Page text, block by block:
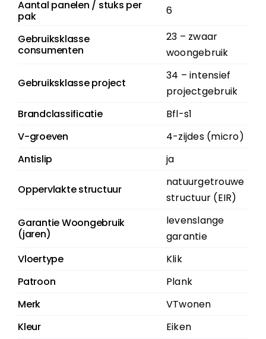
Aantal panelen / stuks per
pak
6
Gebruiksklasse
consumenten
23 – zwaar
woongebruik
Gebruiksklasse project
34 – intensief
projectgebruik
Brandclassificatie
Bfl-s1
V-groeven
4-zijdes (micro)
Antislip
ja
Oppervlakte structuur
natuurgetrouwe
structuur (EIR)
Garantie Woongebruik
(jaren)
levenslange
garantie
Vloertype
Klik
Patroon
Plank
Merk
VTwonen
Kleur
Eiken